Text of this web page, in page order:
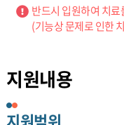
반드시 입원하여 치
(기능상 문제로 인한
지원내용